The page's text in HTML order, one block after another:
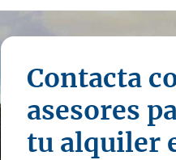
Contacta
asesores
tu alquiler